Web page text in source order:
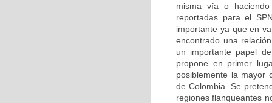
misma vía o
reportadas para el
importante ya que en
encontrado una
un importante papel
propone en primer
posiblemente la mayor
de Colombia. Se
regiones flanqueantes